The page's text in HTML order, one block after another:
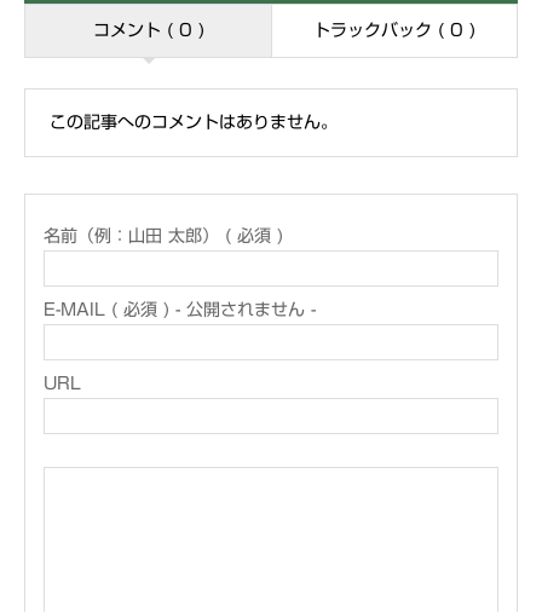
コメント ( 0 ) トラックバック ( 0 )
この記事へのコメントはありません。
名前（例：山田 太郎） ( 必須 )
E-MAIL ( 必須 ) - 公開されません -
URL